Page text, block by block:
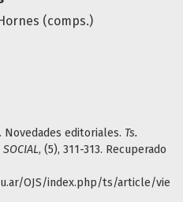
Novedades editoriales. Ts.
, (5), 311-313. Recuperado
OJS/index.php/ts/article/vie
(comps.)